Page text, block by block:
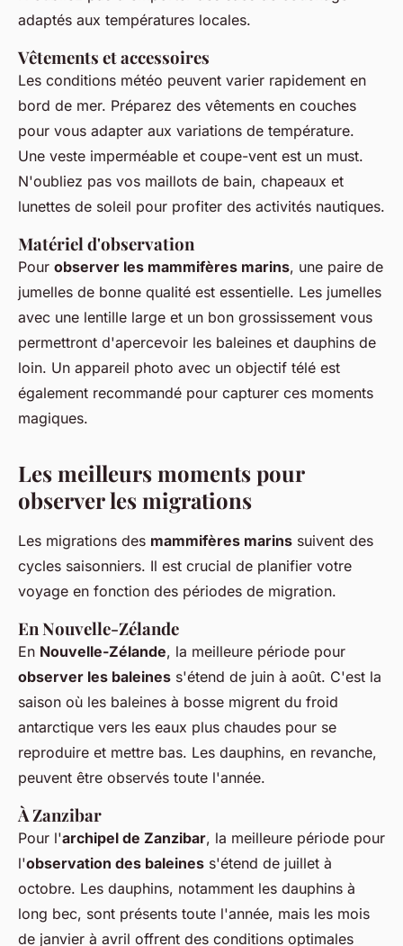
adaptés aux températures locales.
Vêtements et accessoires
Les conditions météo peuvent varier rapidement en
bord de mer. Préparez des vêtements en couches
pour vous adapter aux variations de température.
Une veste imperméable et coupe-vent est un must.
N'oubliez pas vos maillots de bain, chapeaux et
lunettes de soleil pour profiter des activités nautiques.
Matériel d'observation
Pour observer les mammifères marins, une paire de
jumelles de bonne qualité est essentielle. Les jumelles
avec une lentille large et un bon grossissement vous
permettront d'apercevoir les baleines et dauphins de
loin. Un appareil photo avec un objectif télé est
également recommandé pour capturer ces moments
magiques.
Les meilleurs moments pour
observer les migrations
Les migrations des mammifères marins suivent des
cycles saisonniers. Il est crucial de planifier votre
voyage en fonction des périodes de migration.
En Nouvelle-Zélande
En Nouvelle-Zélande, la meilleure période pour
observer les baleines s'étend de juin à août. C'est la
saison où les baleines à bosse migrent du froid
antarctique vers les eaux plus chaudes pour se
reproduire et mettre bas. Les dauphins, en revanche,
peuvent être observés toute l'année.
À Zanzibar
Pour l'archipel de Zanzibar, la meilleure période pour
l'observation des baleines s'étend de juillet à
octobre. Les dauphins, notamment les dauphins à
long bec, sont présents toute l'année, mais les mois
de janvier à avril offrent des conditions optimales